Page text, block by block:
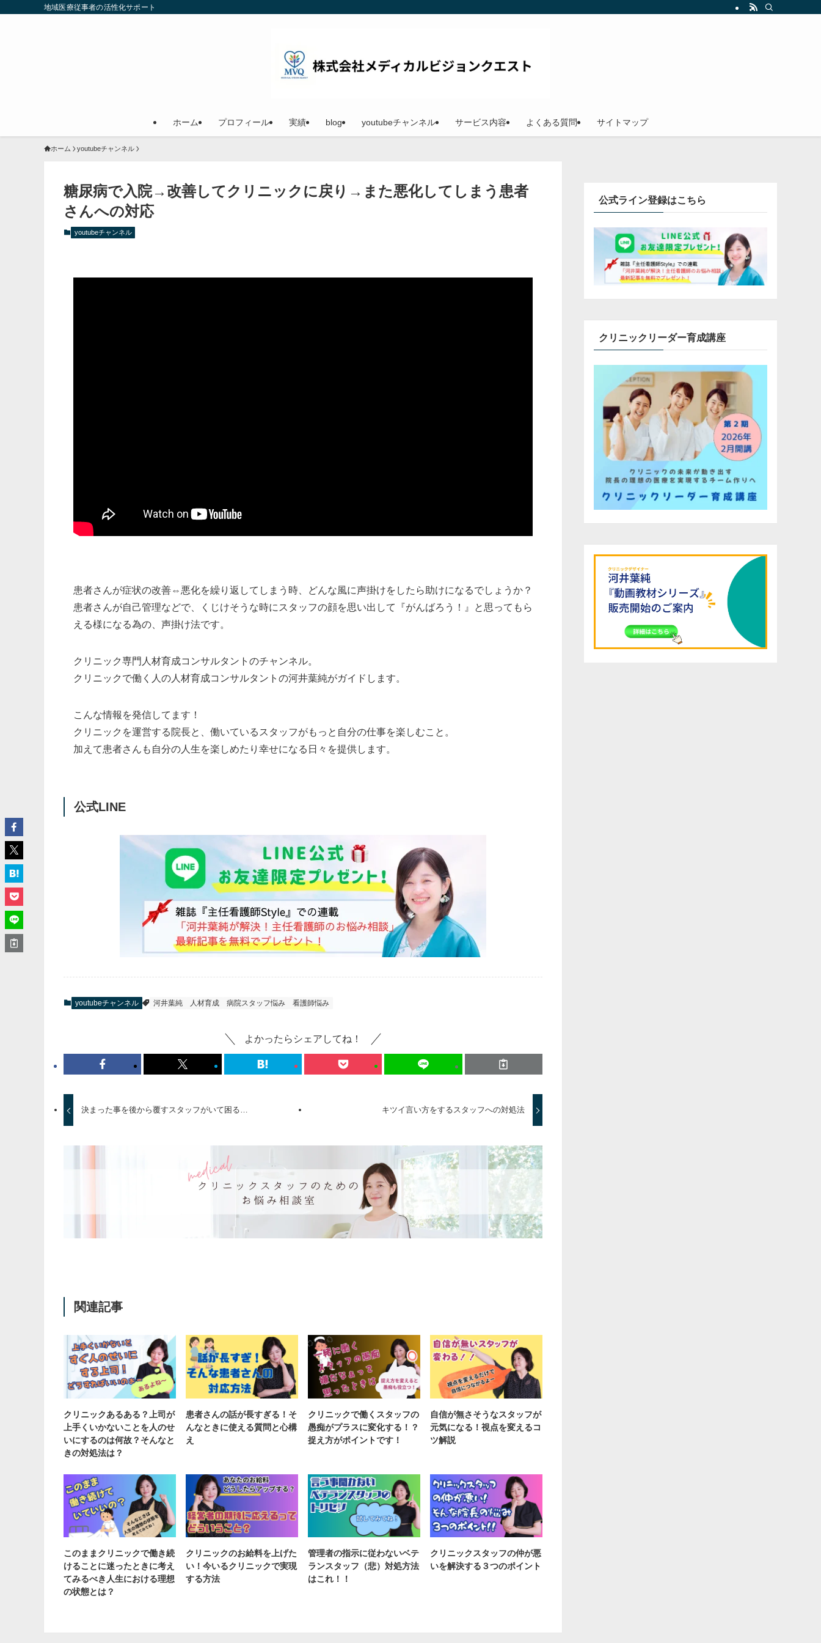
地域医療従事者の活性化サポート
ホーム プロフィール 実績 blog youtubeチャンネル サービス内容 よくある質問 サイトマップ
ホーム youtubeチャンネル
糖尿病で入院→改善してクリニックに戻り→また悪化してしまう患者
さんへの対応
youtubeチャンネル
患者さんが症状の改善⇔悪化を繰り返してしまう時、どんな風に声掛けをしたら助けになるでしょうか？
患者さんが自己管理などで、くじけそうな時にスタッフの顔を思い出して『がんばろう！』と思ってもら
える様になる為の、声掛け法です。
クリニック専門人材育成コンサルタントのチャンネル。
クリニックで働く人の人材育成コンサルタントの河井葉純がガイドします。
こんな情報を発信してます！
クリニックを運営する院長と、働いているスタッフがもっと自分の仕事を楽しむこと。
加えて患者さんも自分の人生を楽しめたり幸せになる日々を提供します。
公式LINE
youtubeチャンネル 河井葉純 人材育成 病院スタッフ悩み 看護師悩み
よかったらシェアしてね！
決まった事を後から覆すスタッフがいて困る… キツイ言い方をするスタッフへの対処法
関連記事
クリニックあるある？上司が
上手くいかないことを人のせ
いにするのは何故？そんなと
きの対処法は？
患者さんの話が長すぎる！そ
んなときに使える質問と心構
え
クリニックで働くスタッフの
愚痴がプラスに変化する！？
捉え方がポイントです！
自信が無さそうなスタッフが
元気になる！視点を変えるコ
ツ解説
このままクリニックで働き続
けることに迷ったときに考え
てみるべき人生における理想
の状態とは？
クリニックのお給料を上げた
い！今いるクリニックで実現
する方法
管理者の指示に従わないベテ
ランスタッフ（悲）対処方法
はこれ！！
クリニックスタッフの仲が悪
いを解決する３つのポイント
公式ライン登録はこちら
クリニックリーダー育成講座